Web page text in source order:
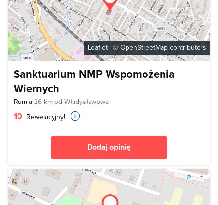
Leaflet | © OpenStreetMap contributors
Sanktuarium NMP Wspomożenia
Wiernych
Rumia 26 km od Władysławowa
10 Rewelacyjny!
Dodaj opinię